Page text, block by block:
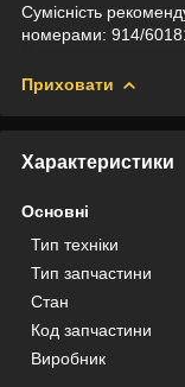
Сумісність
номерами: 914/
Приховати
Характеристики
Основні
Тип техніки
Тип запчастини
Стан
Код запчастини
Виробник